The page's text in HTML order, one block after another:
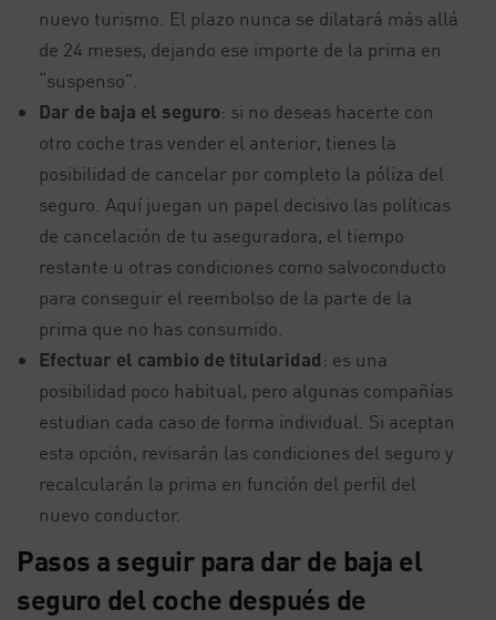
nuevo turismo. El plazo nunca se dilatará más allá
de 24 meses, dejando ese importe de la prima en
“suspenso”.
Dar de baja el seguro: si no deseas hacerte con
otro coche tras vender el anterior, tienes la
posibilidad de cancelar por completo la póliza del
seguro. Aquí juegan un papel decisivo las políticas
de cancelación de tu aseguradora, el tiempo
restante u otras condiciones como salvoconducto
para conseguir el reembolso de la parte de la
prima que no has consumido.
Efectuar el cambio de titularidad: es una
posibilidad poco habitual, pero algunas compañías
estudian cada caso de forma individual. Si aceptan
esta opción, revisarán las condiciones del seguro y
recalcularán la prima en función del perfil del
nuevo conductor.
Pasos a seguir para dar de baja el
seguro del coche después de